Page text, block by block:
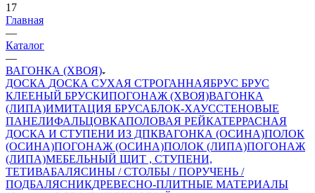
17
Главная
—
Каталог
—
ВАГОНКА (ХВОЯ)
ДОСКА ДОСКА СУХАЯ СТРОГАННАЯБРУС БРУС
КЛЕЕНЫЙ БРУСКИПОГОНАЖ (ХВОЯ)ВАГОНКА
(ЛИПА)ИМИТАЦИЯ БРУСАБЛОК-ХАУССТЕНОВЫЕ
ПАНЕЛИФАЛЬЦОВКАПОЛОВАЯ РЕЙКАТЕРРАСНАЯ
ДОСКА И СТУПЕНИ ИЗ ДПКВАГОНКА (ОСИНА)ПОЛОК
(ОСИНА)ПОГОНАЖ (ОСИНА)ПОЛОК (ЛИПА)ПОГОНАЖ
(ЛИПА)МЕБЕЛЬНЫЙ ЩИТ , СТУПЕНИ,
ТЕТИВАБАЛЯСИНЫ / СТОЛБЫ / ПОРУЧЕНЬ /
ПОДБАЛЯСНИКДРЕВЕСНО-ПЛИТНЫЕ МАТЕРИАЛЫ